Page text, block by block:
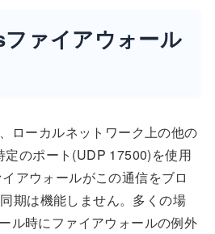
ァイアウォール
ローカルネットワーク上の他の
定のポート(UDP 17500)を使用
アウォールがこの通信をブロ
期は機能しません。多くの場
ル時にファイアウォールの例外